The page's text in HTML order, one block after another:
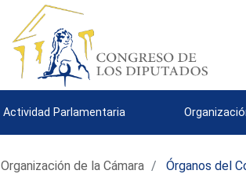
Actividad Parlamentaria
Organización de la Cámara Órganos del